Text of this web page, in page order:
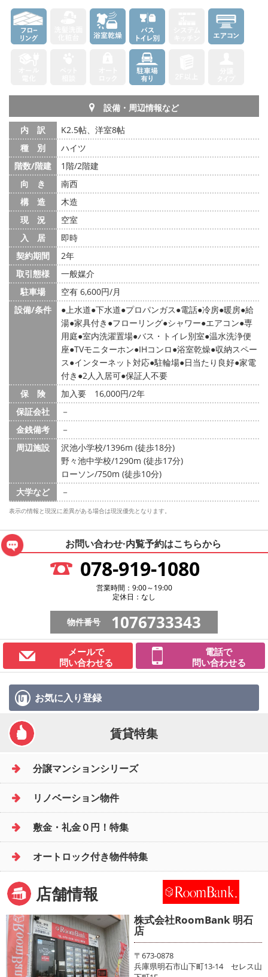
設備・周辺情報など
内 訳
K2.5帖、洋室8帖
種 別
ハイツ
階数/階建
1階/2階建
向 き
南西
構 造
木造
現 況
空室
入 居
即時
契約期間
2年
取引態様
一般媒介
駐車場
空有 6,600円/月
設備/条件
上水道 下水道 プロパンガス 電話 冷房 暖房 給
湯 家具付き フローリング シャワー エアコン 専
用庭 室内洗濯置場 バス・トイレ別室 温水洗浄便
座 TVモニターホン IHコンロ 浴室乾燥 収納スペー
ス インターネット対応 駐輪場 日当たり良好 家電
付き 2人入居可 保証人不要
保 険
加入要 16,000円/2年
保証会社
－
金銭備考
－
周辺施設
沢池小学校/1396m (徒歩18分)
野々池中学校/1290m (徒歩17分)
ローソン/750m (徒歩10分)
大学など
－
表示の情報と現況に差異がある場合は現況優先となります。
お問い合わせ·内覧予約はこちらから
078-919-1080
営業時間：9:00～19:00
定休日：なし
物件番号 1076733343
メールで
問い合わせる
電話で
問い合わせる
お気に入り登録
賃貸特集
分譲マンションシリーズ
リノベーション物件
敷金・礼金０円！特集
オートロック付き物件特集
店舗情報
株式会社RoomBank 明石
店
〒673-0878
兵庫県明石市山下町13-14 セレス山